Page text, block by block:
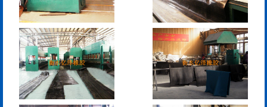
200*25米圆形桥梁气囊
390*14米的圆形充气芯
模